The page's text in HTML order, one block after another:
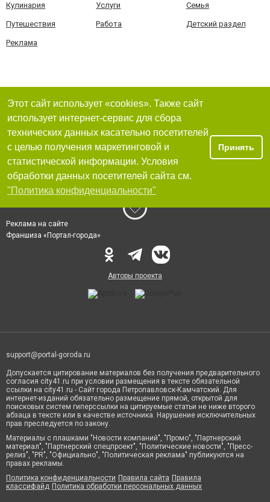
Кулинария Услуги Семья
Путешествия Работа Детский раздел
Реклама
Этот сайт использует «cookies». Также сайт
использует интернет-сервис для сбора
технических данных касательно посетителей
с целью получения маркетинговой и
статистической информации. Условия
обработки данных посетителей сайта см.
"Политика конфиденциальности"
Принять
Реклама на сайте
Франшиза «Портал-города»
Авторы проекта
support@portal-goroda.ru
Допускается цитирование материалов без получения предварительного
согласия city41.ru при условии размещения в тексте обязательной
ссылки на city41.ru - Сайт города Петропавловск-Камчатский. Для
интернет-изданий обязательно размещение прямой, открытой для
поисковых систем гиперссылки на цитируемые статьи не ниже второго
абзаца в тексте или в качестве источника. Нарушение исключительных
прав преследуется по закону.
Материалы с плашками "Новости компаний", "Промо", "Партнерский
материал", "Партнерский спецпроект", "Политические новости", "Пресс-
релиз", "PR", "Официально", "Политическая реклама" публикуются на
правах рекламы.
Политика конфиденциальности Правила сайта Правила
классифайд Политика обработки персональных данных